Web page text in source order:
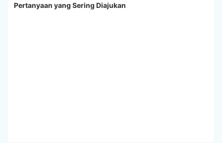
Pertanyaan yang Sering Diajukan